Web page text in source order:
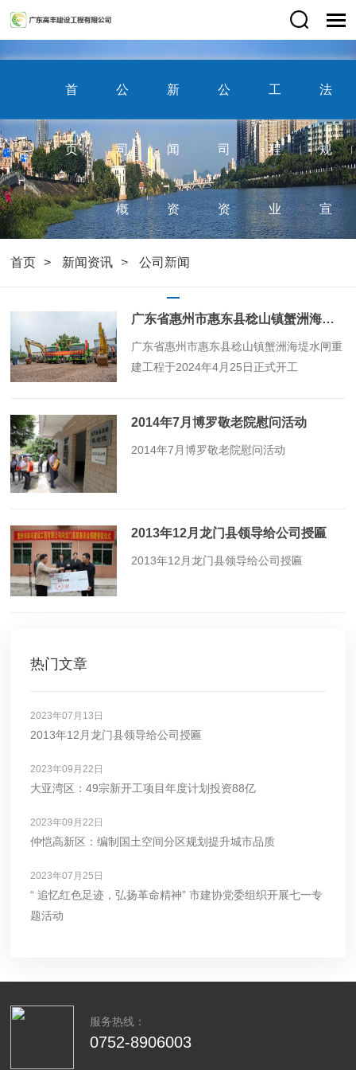
首
页
公
司
概
况
新
闻
资
讯
公
司
资
工
程
业
法
规
宣
首页 新闻资讯 公司新闻
广东省惠州市惠东县稔山镇蟹洲海堤水闸重建工程于2024年4月25日正式开工
​广东省惠州市惠东县稔山镇蟹洲海堤水闸重
建工程于2024年4月25日正式开工
2014年7月博罗敬老院慰问活动
​2014年7月博罗敬老院慰问活动
2013年12月龙门县领导给公司授匾
​2013年12月龙门县领导给公司授匾
热门文章
2023年07月13日
2013年12月龙门县领导给公司授匾
2023年09月22日
大亚湾区：49宗新开工项目年度计划投资88亿
2023年09月22日
仲恺高新区：编制国土空间分区规划提升城市品质
2023年07月25日
“ 追忆红色足迹，弘扬革命精神” 市建协党委组织开展七一专
题活动
服务热线：
0752-8906003